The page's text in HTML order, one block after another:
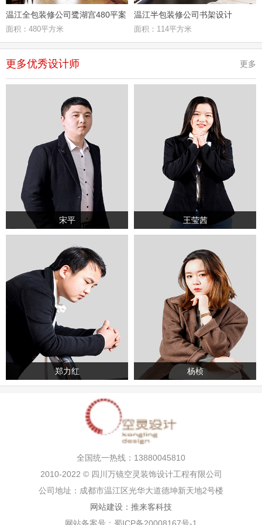
温江全包装修公司鹭湖宫480平案
例
面积：480平方米
温江半包装修公司书架设计
面积：114平方米
更多优秀设计师 更多
宋平 王莹茜
郑力红 杨桢
全国统一热线：13880045810
2010-2022 © 四川万镜空灵装饰设计工程有限公司
公司地址：成都市温江区光华大道德坤新天地2号楼
网站建设：推来客科技